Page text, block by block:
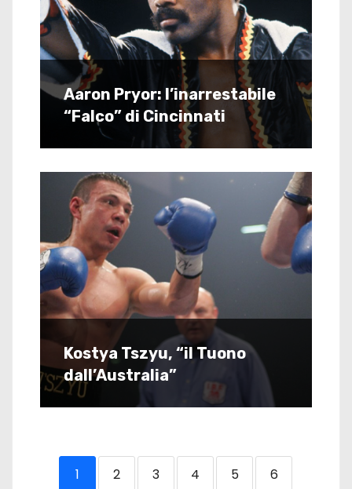
Aaron Pryor: l’inarrestabile
“Falco” di Cincinnati
Kostya Tszyu, “il Tuono
dall’Australia”
1 2 3 4 5 6